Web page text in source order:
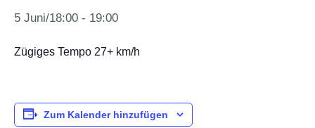
5 Juni/18:00 - 19:00
Zügiges Tempo 27+ km/h
Zum Kalender hinzufügen